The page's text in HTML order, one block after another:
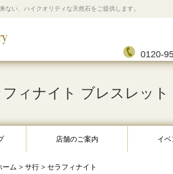
ない、ハイクオリティな天然石をご提供します。
0120-
ィナイト ブレスレット
店舗のご案内 イ
ーム > サ行 > セラフィナイト